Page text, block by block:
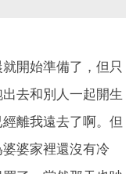
開始準備了，但只
去和別人一起開生
離我遠去了啊。但
婆家裡還沒有冷